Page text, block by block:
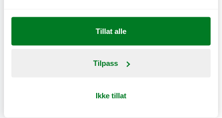
Tillat alle
Tilpass
Ikke tillat
Næringsinnhold
Produktinformasjon